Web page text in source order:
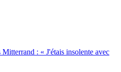
: « J'étais insolente avec